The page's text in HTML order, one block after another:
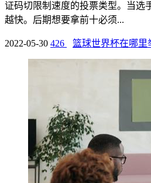
证码切限制速度的投票类型。当选
越快。后期想要拿前十必须...
2022-05-30 426 篮球世界杯在哪里